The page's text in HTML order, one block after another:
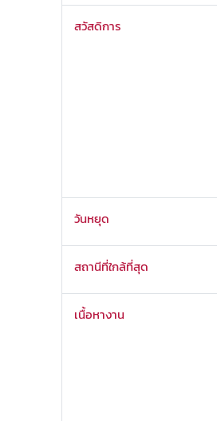
สวัสดิการ
วันหยุด
สถานีที่ใกล้ที่สุด
เนื้อหางาน